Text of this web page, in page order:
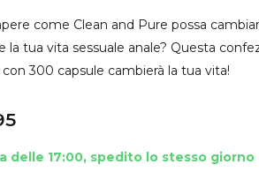
Crea un
come Clean and Pure possa
tua vita sessuale anale? Questa
300 capsule cambierà la tua vita!
delle 17:00, spedito lo stesso giorno